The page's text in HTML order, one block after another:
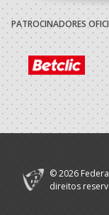
A.A. Viseu
AD -
2022/23
A.A. Porto
Leiria A
Praia
PATROCINADORES
© 2026
direitos